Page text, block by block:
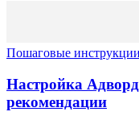
Пошаговые
Настройка
рекомендации